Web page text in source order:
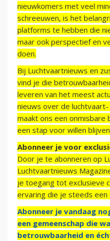
nieuwkomers met veel
schreeuwen, is het
platforms te hebben die
maar ook perspectief en
doen.
Bij Luchtvaartnieuws en
vind je die
leveren van het meest
nieuws over de
maakt ons een
een stap voor willen
Abonneer je voor
Door je te abonneren op
Luchtvaartnieuws
je toegang tot exclusieve
ervaring die je steeds
Abonneer je vandaag
een gemeenschap die
betrouwbaarheid en